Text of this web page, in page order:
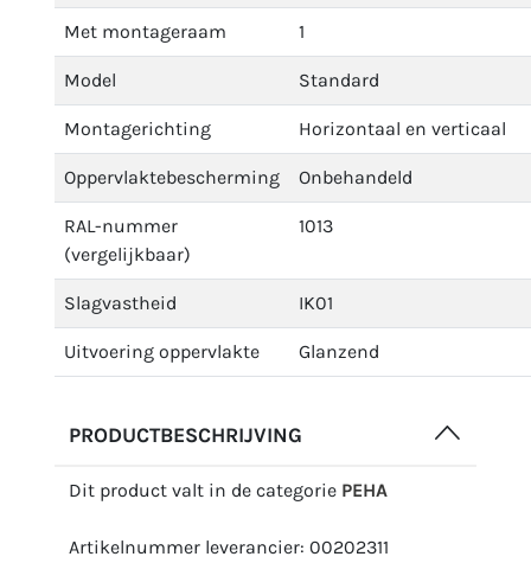
Met montageraam 1
Model Standard
Montagerichting Horizontaal en verticaal
Oppervlaktebescherming Onbehandeld
RAL-nummer
(vergelijkbaar)
1013
Slagvastheid IK01
Uitvoering oppervlakte Glanzend
PRODUCTBESCHRIJVING
Dit product valt in de categorie PEHA
Artikelnummer leverancier: 00202311